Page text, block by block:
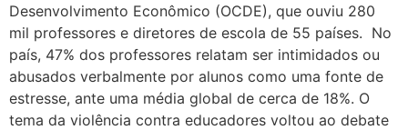
Desenvolvimento Econômico (OCDE), que ouviu 280
mil professores e diretores de escola de 55 países. No
país, 47% dos professores relatam ser intimidados ou
abusados ​​verbalmente por alunos como uma fonte de
estresse, ante uma média global de cerca de 18%. O
tema da violência contra educadores voltou ao debate